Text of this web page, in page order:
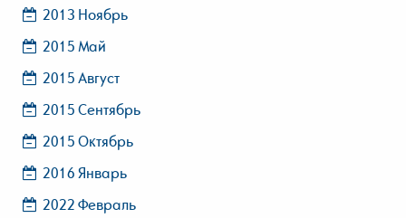
2013 Ноябрь
2015 Май
2015 Август
2015 Сентябрь
2015 Октябрь
2016 Январь
2022 Февраль